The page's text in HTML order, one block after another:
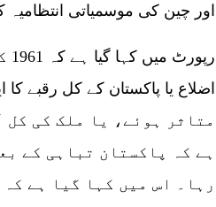
اور چین کی موسمیاتی
متاثر ہوئے، یا ملک کی
ہے کہ پاکستان تباہی کے
رہا۔ اس میں کہا گیا ہے